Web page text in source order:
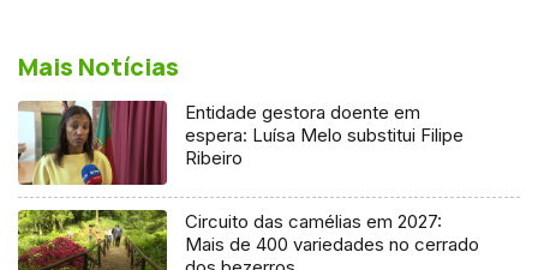
Mais Notícias
Entidade gestora doente em
espera: Luísa Melo substitui Filipe
Ribeiro
Circuito das camélias em 2027:
Mais de 400 variedades no cerrado